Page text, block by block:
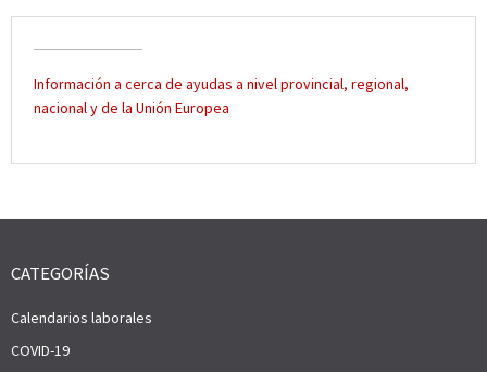
Información a cerca de ayudas a nivel provincial, regional,
nacional y de la Unión Europea
CATEGORÍAS
Calendarios laborales
COVID-19